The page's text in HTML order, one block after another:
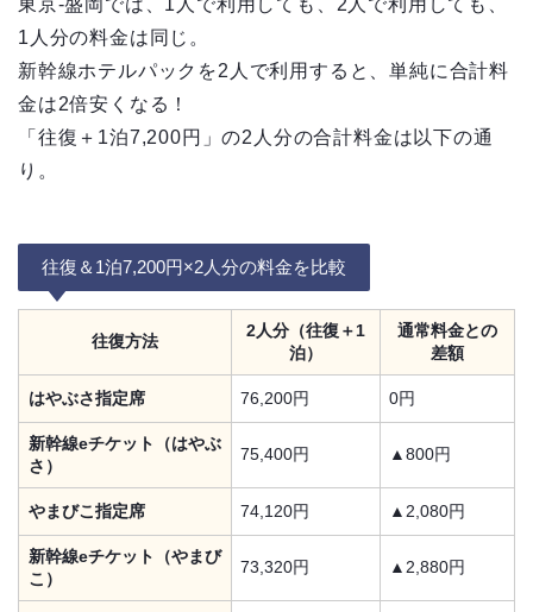
1人分の料金は同じ。
新幹線ホテルパックを2人で利用すると、単純に合計料
金は2倍安くなる！
「往復＋1泊7,200円」の2人分の合計料金は以下の通
り。
往復＆1泊7,200円×2人分の料金を比較
往復方法
2人分（往復＋1
泊）
通常料金との
差額
はやぶさ指定席 76,200円 0円
新幹線eチケット（はやぶ
さ）
75,400円 ▲800円
やまびこ指定席 74,120円 ▲2,080円
新幹線eチケット（やまび
こ）
73,320円 ▲2,880円